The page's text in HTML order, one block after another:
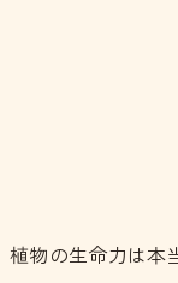
植物の生命力は本